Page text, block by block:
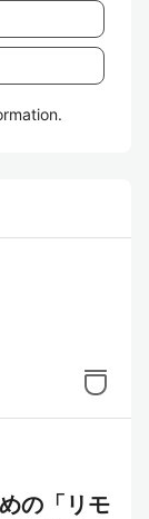
の「リモ